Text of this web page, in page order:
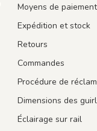
Moyens de paiement
Expédition et stock
Retours
Commandes
Procédure de
Dimensions des
Éclairage sur rail